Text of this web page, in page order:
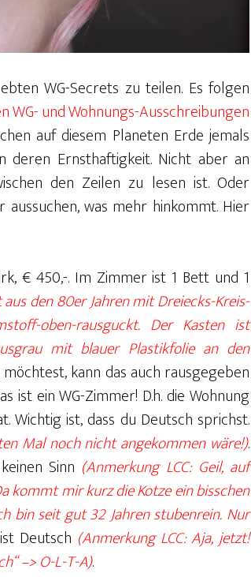
WG-Secrets zu teilen. Es folgen
und Wohnungs-Ausschreibungen
auf diesem Planeten Erde jemals
deren Ernsthaftigkeit. Nicht aber an
den Zeilen zu lesen ist. Oder
was mehr hinkommt. Hier
€ 450,-. Im Zimmer ist 1 Bett und 1
den 80er Jahren mit Dreiecks-Kreis-
oben-rausguckt. Der Kasten ist
mit blauer Plastikfolie an den
möchtest, kann das auch rausgegeben
ist ein WG-Zimmer! D.h. die Wohnung
Wichtig ist, dass du Deutsch sprichst.
Mal noch nicht angekommen wäre!).
Sinn (Anmerkung LCC: Geil, auf
kommt mir kurz die Kotze ein bisschen
bin seit gut 32 Jahren stubenrein. Nur
Deutsch (Anmerkung LCC: Aja, jetzt!
–> O-L-T-A).